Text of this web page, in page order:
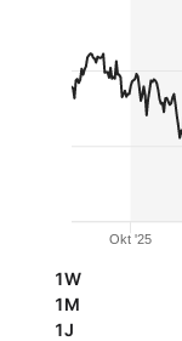
Okt '25
1W
1M
1J